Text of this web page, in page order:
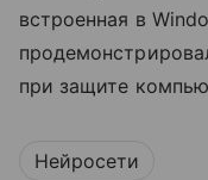
встроенная в
при защите
Нейросети